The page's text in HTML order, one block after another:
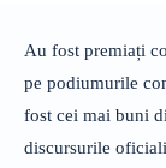
Au fost premiați
pe podiumurile
fost cei mai buni
discursurile